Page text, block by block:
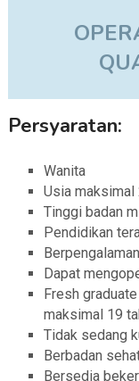
Persyaratan:
Wanita
Usia maksimal
Tinggi badan
Pendidikan
Dapat
Fresh
maksimal 19
Tidak sedang
Berbadan
Bersedia